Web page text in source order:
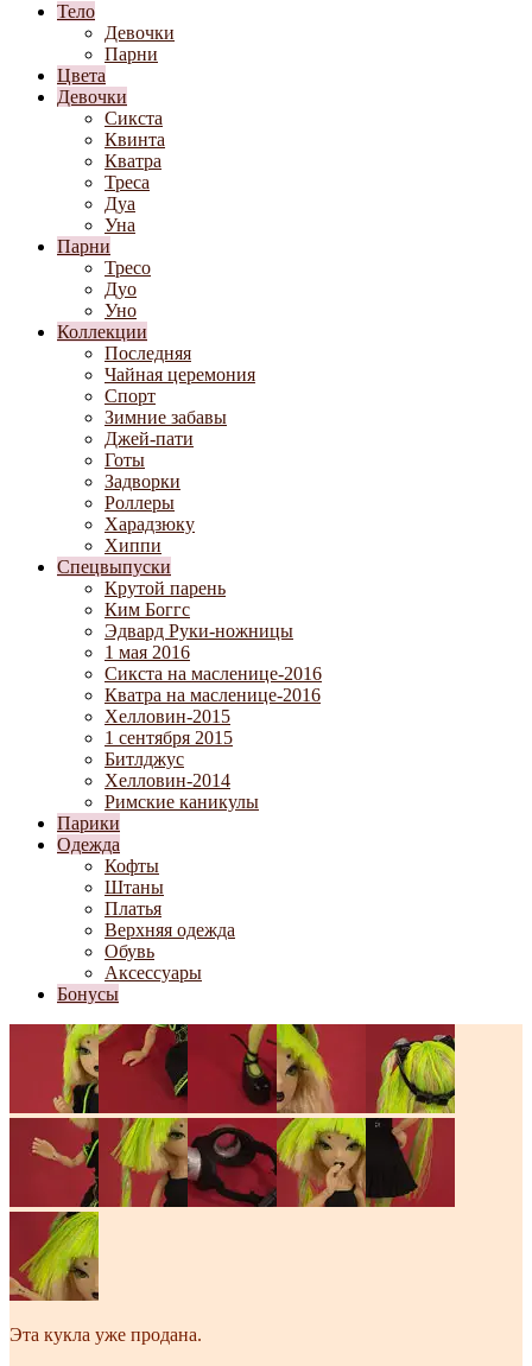
Тело
Девочки
Парни
Цвета
Девочки
Сикста
Квинта
Кватра
Треса
Дуа
Уна
Парни
Тресо
Дуо
Уно
Коллекции
Последняя
Чайная церемония
Спорт
Зимние забавы
Джей-пати
Готы
Задворки
Роллеры
Харадзюку
Хиппи
Спецвыпуски
Крутой парень
Ким Боггс
Эдвард Руки-ножницы
1 мая 2016
Сикста на масленице-2016
Кватра на масленице-2016
Хелловин-2015
1 сентября 2015
Битлджус
Хелловин-2014
Римские каникулы
Парики
Одежда
Кофты
Штаны
Платья
Верхняя одежда
Обувь
Аксессуары
Бонусы
Эта кукла уже продана.